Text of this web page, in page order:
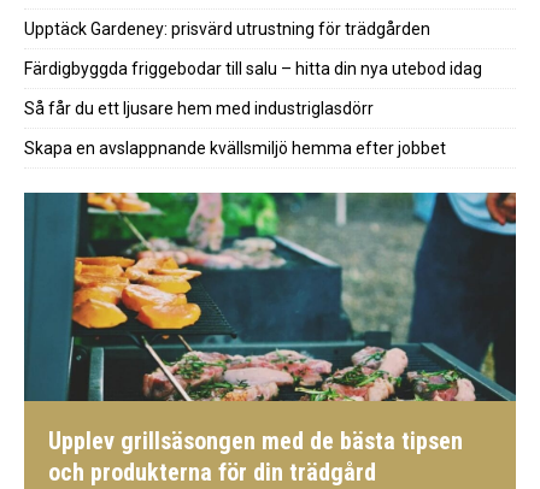
Upptäck Gardeney: prisvärd utrustning för trädgården
Färdigbyggda friggebodar till salu – hitta din nya utebod idag
Så får du ett ljusare hem med industriglasdörr
Skapa en avslappnande kvällsmiljö hemma efter jobbet
Upplev grillsäsongen med de bästa tipsen
och produkterna för din trädgård